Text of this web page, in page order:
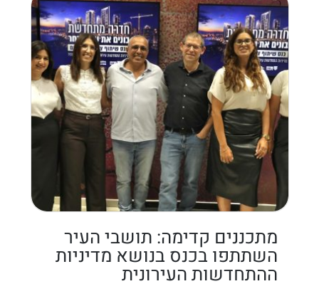
מתכננים קדימה: תושבי העיר
השתתפו בכנס בנושא מדיניות
ההתחדשות העירונית